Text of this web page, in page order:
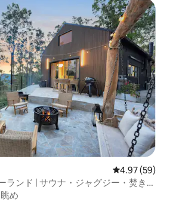
レビュー59
4.97 (59)
ランド | サウナ・ジャグジー・焚き火
眺め